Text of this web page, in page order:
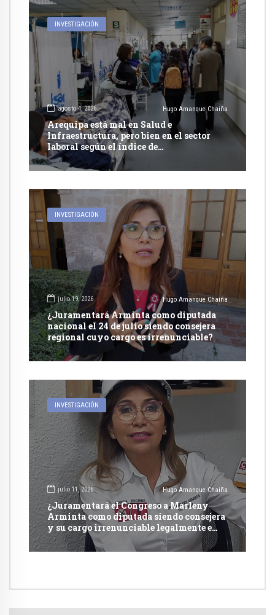
INVESTIGACIÓN
agosto 4, 2026 Hugo Amanque Chaiña
Arequipa está mal en Salud e
Infraestructura, pero bien en el sector
laboral según el índice de
competitividad regional 2026 del IPE
INVESTIGACIÓN
julio 19, 2026 Hugo Amanque Chaiña
¿Juramentará Arminta como diputada
nacional el 24 de julio siendo consejera
regional cuyo cargo es irrenunciable?
INVESTIGACIÓN
julio 11, 2026 Hugo Amanque Chaiña
¿Juramentará el Congreso a Marleny
Arminta como diputada siendo consejera
y su cargo irrenunciable legalmente e
incompatible con otra función pública?